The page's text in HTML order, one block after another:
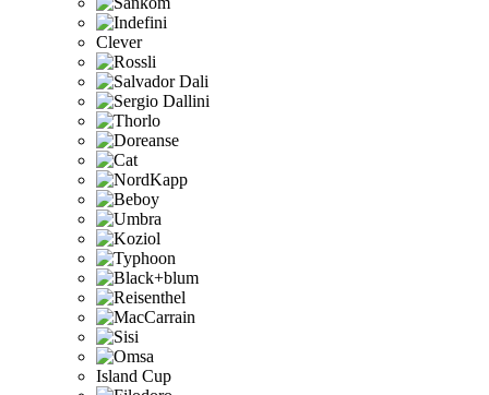
Clever
Island Cup